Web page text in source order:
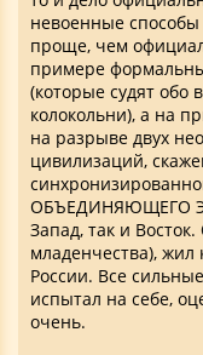
невоенные способы
проще, чем
примере
(которые судят обо
колокольни), а на
на разрыве двух
цивилизаций,
ОБЪЕДИНЯЮЩЕГО
Запад, так и
младенчества), жил
России. Все
испытал на себе,
очень.